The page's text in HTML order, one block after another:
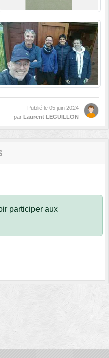
Publié le 05 juin 2024
par Laurent LEGUILLON
participer aux